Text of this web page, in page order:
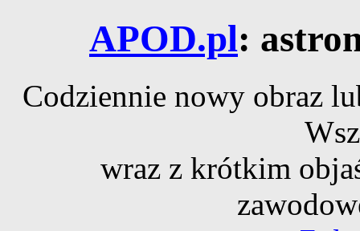
APOD.pl:
Codziennie nowy obraz
wraz z krótkim